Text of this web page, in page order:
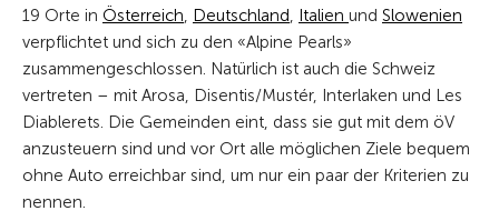
19 Orte in Österreich, Deutschland, Italien und Slowenien
verpflichtet und sich zu den «Alpine Pearls»
zusammengeschlossen. Natürlich ist auch die Schweiz
vertreten – mit Arosa, Disentis/Mustér, Interlaken und Les
Diablerets. Die Gemeinden eint, dass sie gut mit dem öV
anzusteuern sind und vor Ort alle möglichen Ziele bequem
ohne Auto erreichbar sind, um nur ein paar der Kriterien zu
nennen.